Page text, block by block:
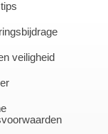
veiligheid